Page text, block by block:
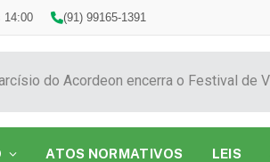
14:00 (91) 99165-1391
ATOS NORMATIVOS LEIS